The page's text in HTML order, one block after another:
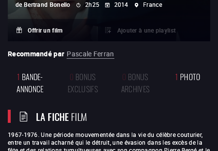
de Bertrand Bonello 2h25 2014 France
Offrir un film Ajouter à une playlist
Recommandé par Pascale Ferran
1 BANDE-
ANNONCE
0 BONUS
EXCLUSIFS
0 BONUS
ARCHIVES
1 PHOTO
LA FICHEFILM
1967-1976. Une période mouvementée dans la vie du célèbre couturier,
entre un travail acharné qui le détruit, une évasion dans les excès de la